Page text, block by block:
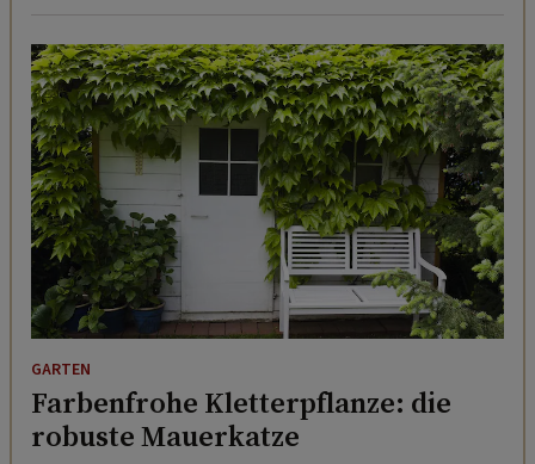
GARTEN
Farbenfrohe Kletterpflanze: die
robuste Mauerkatze